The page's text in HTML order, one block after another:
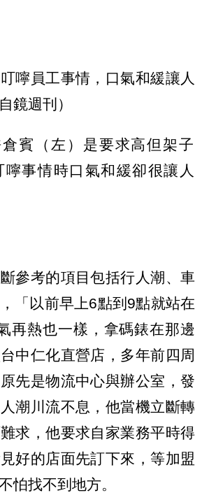
嚀員工事情，口氣和緩讓人
鏡週刊）
參考的項目包括行人潮、車
「以前早上6點到9點就站在
再熱也一樣，拿碼錶在那邊
中仁化直營店，多年前四周
先是物流中心與辦公室，發
潮川流不息，他當機立斷轉
求，他要求自家業務平時得
好的店面先訂下來，等加盟
怕找不到地方。